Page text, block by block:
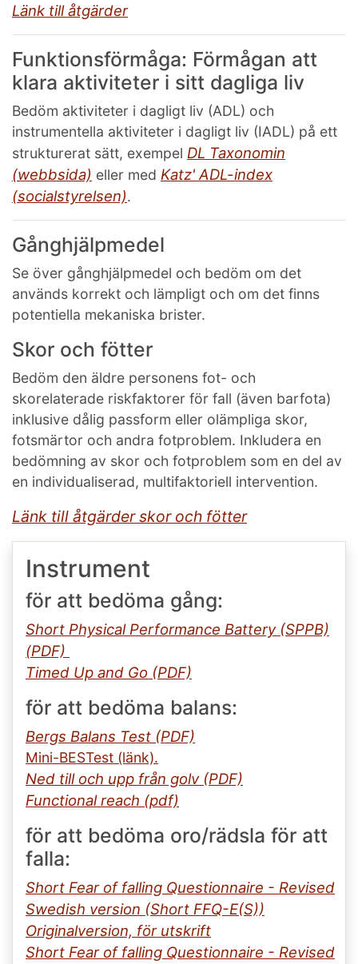
Länk till åtgärder
Funktionsförmåga: Förmågan att
klara aktiviteter i sitt dagliga liv
Bedöm aktiviteter i dagligt liv (ADL) och
instrumentella aktiviteter i dagligt liv (IADL) på ett
strukturerat sätt, exempel DL Taxonomin
(webbsida) eller med Katz' ADL-index
(socialstyrelsen).
Gånghjälpmedel
Se över gånghjälpmedel och bedöm om det
används korrekt och lämpligt och om det finns
potentiella mekaniska brister.
Skor och fötter
Bedöm den äldre personens fot- och
skorelaterade riskfaktorer för fall (även barfota)
inklusive dålig passform eller olämpliga skor,
fotsmärtor och andra fotproblem. Inkludera en
bedömning av skor och fotproblem som en del av
en individualiserad, multifaktoriell intervention.
Länk till åtgärder skor och fötter
Instrument
för att bedöma gång:
Short Physical Performance Battery (SPPB)
(PDF)
Timed Up and Go (PDF)
för att bedöma balans:
Bergs Balans Test (PDF)
Mini-BESTest (länk).
Ned till och upp från golv (PDF)
Functional reach (pdf)
för att bedöma oro/rädsla för att
falla:
Short Fear of falling Questionnaire - Revised
Swedish version (Short FFQ-E(S))
Originalversion, för utskrift
Short Fear of falling Questionnaire - Revised